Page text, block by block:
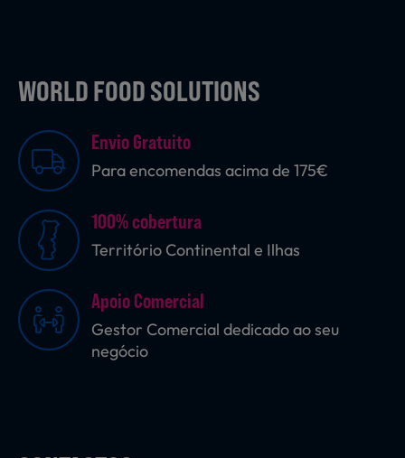
Nutrição Clínica
Bebidas e Garrafeira
Produtos Vegetarianos
Sobremesas
WORLD FOOD SOLUTIONS
Envio Gratuito
Para encomendas acima de 175€
100% cobertura
Território Continental e Ilhas
Apoio Comercial
Gestor Comercial dedicado ao seu
negócio